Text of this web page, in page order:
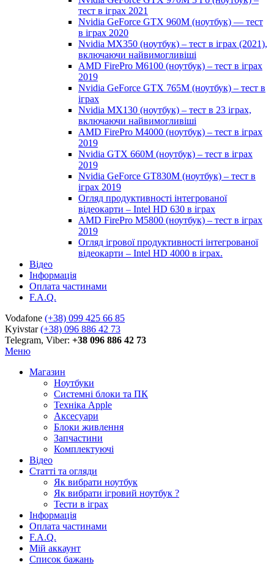
тест в іграх 2021
Nvidia GeForce GTX 960M (ноутбук) — тест
в іграх 2020
Nvidia MX350 (ноутбук) – тест в іграх (2021),
включаючи найвимогливіші
AMD FirePro M6100 (ноутбук) – тест в іграх
2019
Nvidia GeForce GTX 765M (ноутбук) – тест в
іграх
Nvidia MX130 (ноутбук) – тест в 23 іграх,
включаючи найвимогливіші
AMD FirePro M4000 (ноутбук) – тест в іграх
2019
Nvidia GTX 660M (ноутбук) – тест в іграх
2019
Nvidia GeForce GT830M (ноутбук) – тест в
іграх 2019
Огляд продуктивності інтегрованої
відеокарти – Intel HD 630 в іграх
AMD FirePro M5800 (ноутбук) – тест в іграх
2019
Огляд ігрової продуктивності інтегрованої
відеокарти – Intel HD 4000 в іграх.
Відео
Інформація
Оплата частинами
F.A.Q.
Vodafone (+38) 099 425 66 85
Kyivstar(+38) 096 886 42 73
Telegram, Viber: +38 096 886 42 73
Меню
Магазин
Ноутбуки
Системні блоки та ПК
Техніка Apple
Аксесуари
Блоки живлення
Запчастини
Комплектуючі
Відео
Статті та огляди
Як вибрати ноутбук
Як вибрати ігровий ноутбук ?
Тести в іграх
Інформація
Оплата частинами
F.A.Q.
Мій аккаунт
Список бажань